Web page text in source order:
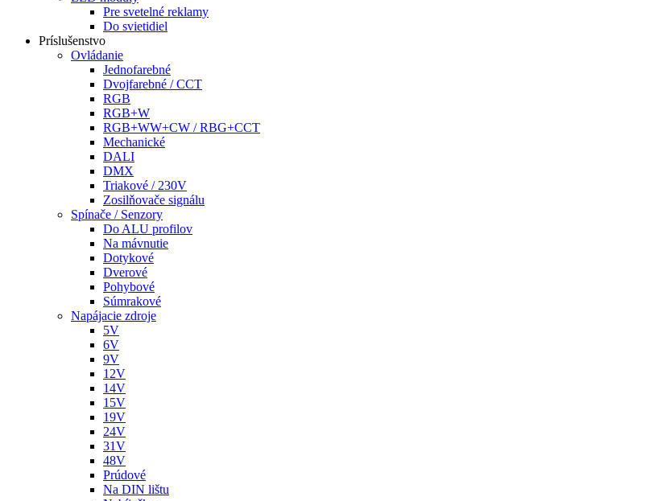
Pre svetelné reklamy
Do svietidiel
Príslušenstvo
Ovládanie
Jednofarebné
Dvojfarebné / CCT
RGB
RGB+W
RGB+WW+CW / RBG+CCT
Mechanické
DALI
DMX
Triakové / 230V
Zosilňovače signálu
Spínače / Senzory
Do ALU profilov
Na mávnutie
Dotykové
Dverové
Pohybové
Súmrakové
Napájacie zdroje
5V
6V
9V
12V
14V
15V
19V
24V
31V
48V
Prúdové
Na DIN lištu